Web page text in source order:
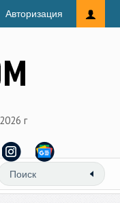
Авторизация
г